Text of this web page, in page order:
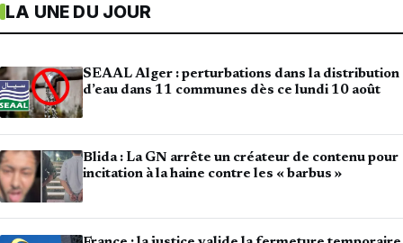
LA UNE DU JOUR
SEAAL Alger : perturbations dans la distribution
d’eau dans 11 communes dès ce lundi 10 août
Blida : La GN arrête un créateur de contenu pour
incitation à la haine contre les « barbus »